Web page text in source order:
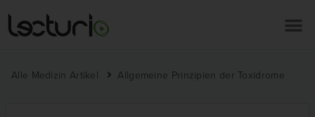
Alle Medizin Artikel Allgemeine Prinzipien der Toxidrome